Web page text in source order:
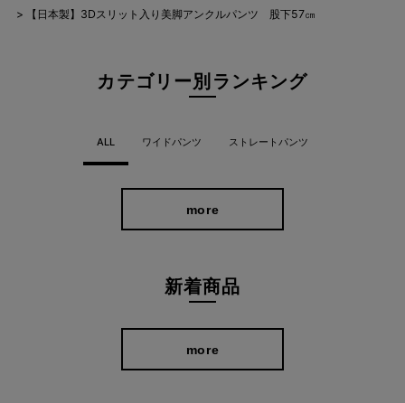
大手TV通販でも大好評。ラクして美脚。
【日本製】3Dスリット入り美脚アンクルパンツ 股下57㎝
カテゴリー別ランキング
ALL ワイドパンツ ストレートパンツ
more
新着商品
more